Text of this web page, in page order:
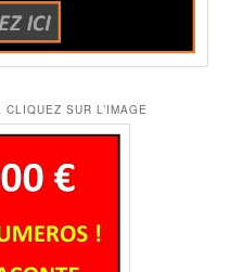
SUR L’IMAGE